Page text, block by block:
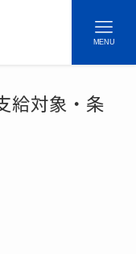
MENU
給対象・条